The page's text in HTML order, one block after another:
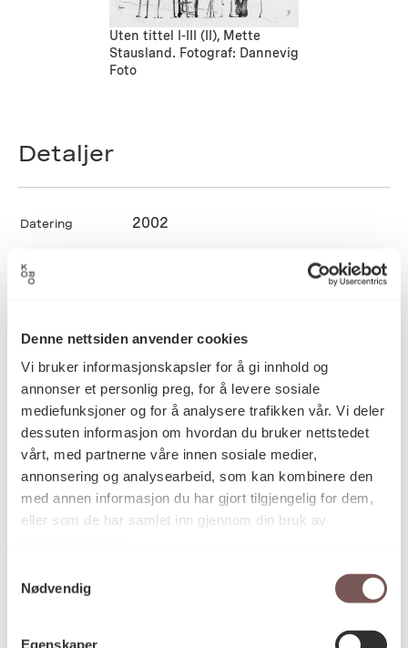
Denne nettsiden anvender cookies
Vi bruker informasjonskapsler for å gi innhold og
annonser et personlig preg, for å levere sosiale
mediefunksjoner og for å analysere trafikken vår. Vi deler
dessuten informasjon om hvordan du bruker nettstedet
vårt, med partnerne våre innen sosiale medier,
annonsering og analysearbeid, som kan kombinere den
med annen informasjon du har gjort tilgjengelig for dem,
eller som de har samlet inn gjennom din bruk av
Nødvendig
Egenskaper
Uten tittel I-III (II), Mette
Stausland. Fotograf: Dannevig
Foto
Detaljer
Datering 2002
Kategori Grafikk, Litografi
Teknikk og
materiale
Litografi på papir